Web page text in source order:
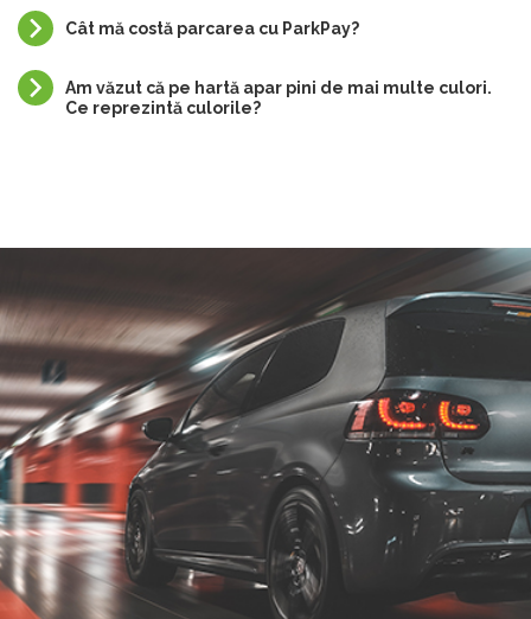
Cât mă costă parcarea cu ParkPay?
Am văzut că pe hartă apar pini de mai multe culori.
Ce reprezintă culorile?